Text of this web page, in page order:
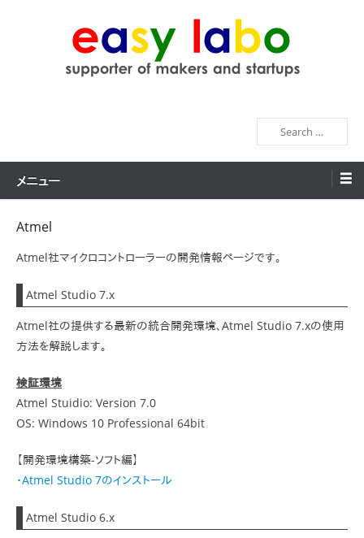
検
索
メニュー
Atmel
Atmel社マイクロコントローラーの開発情報ページです。
Atmel Studio 7.x
Atmel社の提供する最新の統合開発環境、Atmel Studio 7.xの使用
方法を解説します。
検証環境
Atmel Stuidio: Version 7.0
OS: Windows 10 Professional 64bit
【開発環境構築-ソフト編】
・Atmel Studio 7のインストール
Atmel Studio 6.x